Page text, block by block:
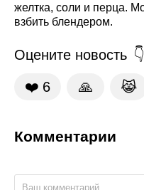
желтка, соли и перца.
взбить блендером.
Оцените новость
❤️ 6 🙏 😹
Комментарии